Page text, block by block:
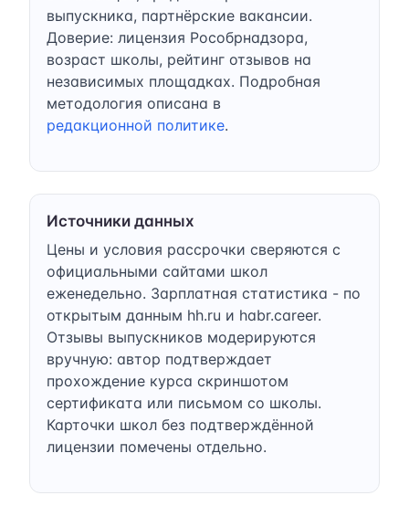
выпускника, партнёрские вакансии.
Доверие: лицензия Рособрнадзора,
возраст школы, рейтинг отзывов на
независимых площадках. Подробная
методология описана в
редакционной политике.
Источники данных
Цены и условия рассрочки сверяются с
официальными сайтами школ
еженедельно. Зарплатная статистика - по
открытым данным hh.ru и habr.career.
Отзывы выпускников модерируются
вручную: автор подтверждает
прохождение курса скриншотом
сертификата или письмом со школы.
Карточки школ без подтверждённой
лицензии помечены отдельно.